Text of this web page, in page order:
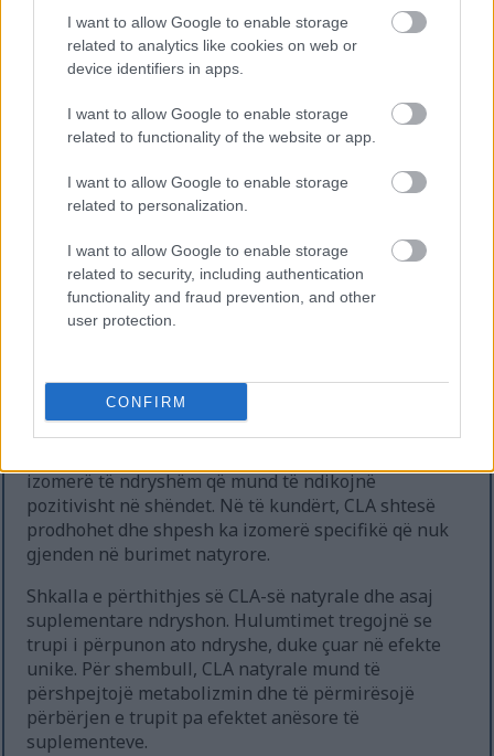
I want to allow Google to enable storage
related to analytics like cookies on web or
device identifiers in apps.
I want to allow Google to enable storage
related to functionality of the website or app.
I want to allow Google to enable storage
related to personalization.
I want to allow Google to enable storage
related to security, including authentication
functionality and fraud prevention, and other
user protection.
CONFIRM
për shëndetin, si sëmundjet e zemrës dhe
inflamacioni. Studimet tregojnë një lidhje midis
këtyre yndyrnave dhe rezultateve negative
të yndyrnave dietike.
zgjedhje më e shëndetshme sesa konsumimi i
yndyrnave trans industriale. Ai mbështet nevojat
Dallimet midis CLA-së Natyrale
CLA natyrale gjendet në ushqime të pasura me
lëndë ushqyese, si mishi i kafshëve të ushqyera me
izomerë të ndryshëm që mund të ndikojnë
pozitivisht në shëndet. Në të kundërt, CLA shtesë
prodhohet dhe shpesh ka izomerë specifikë që nuk
gjenden në burimet natyrore.
Shkalla e përthithjes së CLA-së natyrale dhe asaj
suplementare ndryshon. Hulumtimet tregojnë se
trupi i përpunon ato ndryshe, duke çuar në efekte
unike. Për shembull, CLA natyrale mund të
përshpejtojë metabolizmin dhe të përmirësojë
përbërjen e trupit pa efektet anësore të
suplementeve.